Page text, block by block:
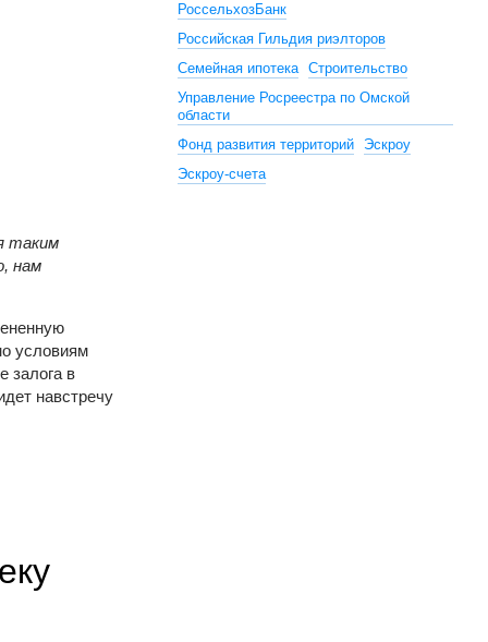
таким
нам
условиям
залога в
навстречу
РоссельхозБанк
Российская Гильдия риэлторов
Семейная ипотека Строительство
Управление Росреестра по Омской
области
Фонд развития территорий
Эскроу
Эскроу-счета